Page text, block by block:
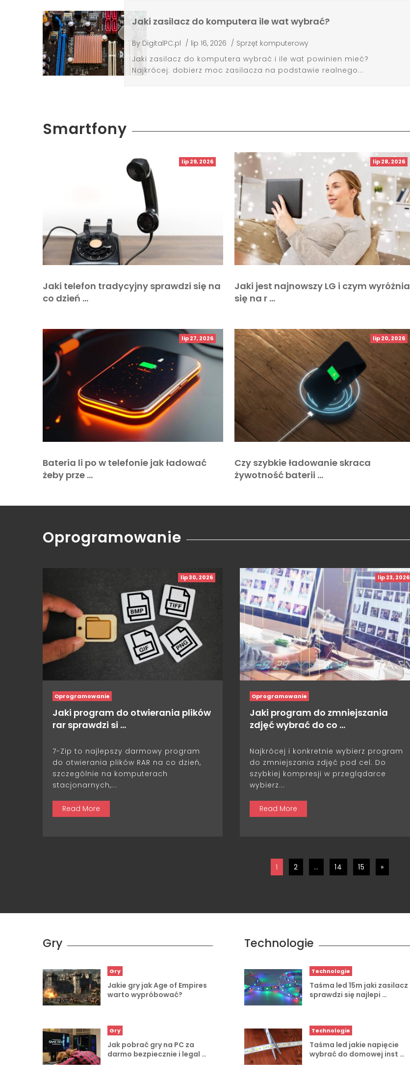
Jaki zasilacz do komputera ile wat wybrać?
By DigitalPC.pl / lip 16, 2026 / Sprzęt komputerowy
Jaki zasilacz do komputera wybrać i ile wat powinien mieć?
Najkrócej: dobierz moc zasilacza na podstawie realnego...
Smartfony
lip 29, 2026
Jaki telefon tradycyjny sprawdzi się na
co dzień …
lip 28, 2026
Jaki jest najnowszy LG i czym wyróżnia
się na r …
lip 27, 2026
Bateria li po w telefonie jak ładować
żeby prze …
lip 20, 2026
Czy szybkie ładowanie skraca
żywotność baterii …
Oprogramowanie
lip 30, 2026
Oprogramowanie
Jaki program do otwierania plików
rar sprawdzi si …
7-Zip to najlepszy darmowy program
do otwierania plików RAR na co dzień,
szczególnie na komputerach
stacjonarnych,...
Read More
lip 23, 2026
Oprogramowanie
Jaki program do zmniejszania
zdjęć wybrać do co …
Najkrócej i konkretnie wybierz program
do zmniejszania zdjęć pod cel. Do
szybkiej kompresji w przeglądarce
wybierz...
Read More
1 2 … 14 15 »
Gry
Gry
Jakie gry jak Age of Empires
warto wypróbować?
Gry
Jak pobrać gry na PC za
darmo bezpiecznie i legal …
Technologie
Technologie
Taśma led 15m jaki zasilacz
sprawdzi się najlepi …
Technologie
Taśma led jakie napięcie
wybrać do domowej inst …